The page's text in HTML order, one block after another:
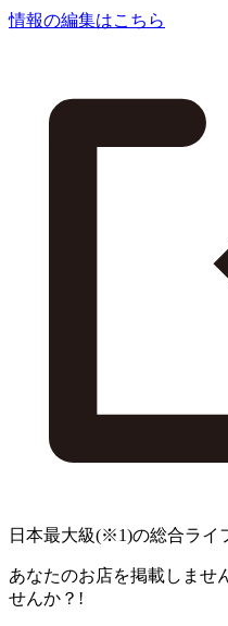
情報の編集はこちら
日本最大級(※1)の総合ライ
あなたのお店を掲載しませ
せんか？!